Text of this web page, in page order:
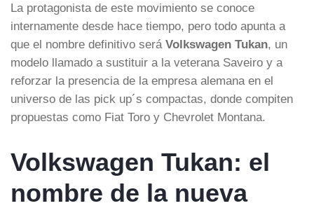
La protagonista de este movimiento se conoce
internamente desde hace tiempo, pero todo apunta a
que el nombre definitivo será Volkswagen Tukan, un
modelo llamado a sustituir a la veterana Saveiro y a
reforzar la presencia de la empresa alemana en el
universo de las pick up´s compactas, donde compiten
propuestas como Fiat Toro y Chevrolet Montana.
Volkswagen Tukan: el
nombre de la nueva